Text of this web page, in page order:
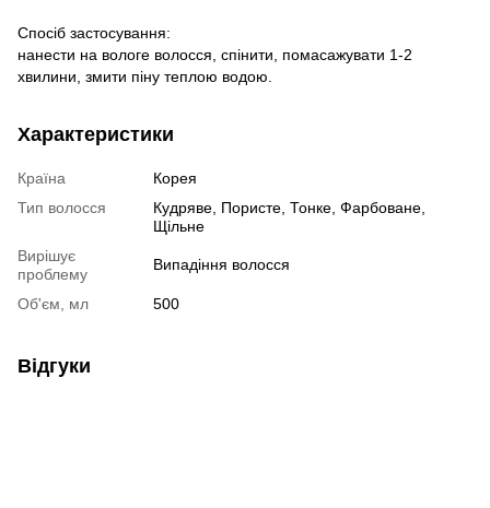
Спосіб застосування:
нанести на вологе волосся, спінити, помасажувати 1-2
хвилини, змити піну теплою водою.
Характеристики
Країна
Корея
Тип волосся
Кудряве Пористе Тонке Фарбоване
Щільне
Вирішує
проблему
Випадіння волосся
Об'єм, мл 500
Відгуки